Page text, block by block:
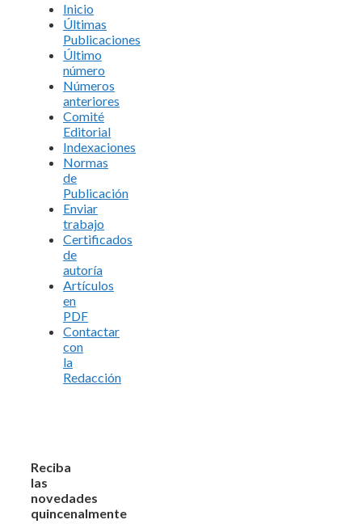
Inicio
Últimas
Publicaciones
Último
número
Números
anteriores
Comité
Editorial
Indexaciones
Normas
de
Publicación
Enviar
trabajo
Certificados
de
autoría
Artículos
en
PDF
Contactar
con
la
Redacción
Reciba
las
novedades
quincenalmente